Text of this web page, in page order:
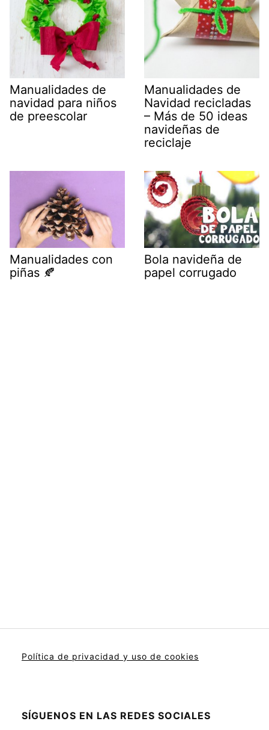
Manualidades de
navidad para niños
de preescolar
Manualidades de
Navidad recicladas
– Más de 50 ideas
navideñas de
reciclaje
Manualidades con
piñas 🍂
Bola navideña de
papel corrugado
Política de privacidad y uso de cookies
SÍGUENOS EN LAS REDES SOCIALES